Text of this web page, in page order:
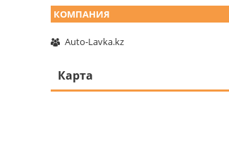
Auto-Lavka.kz
Карта